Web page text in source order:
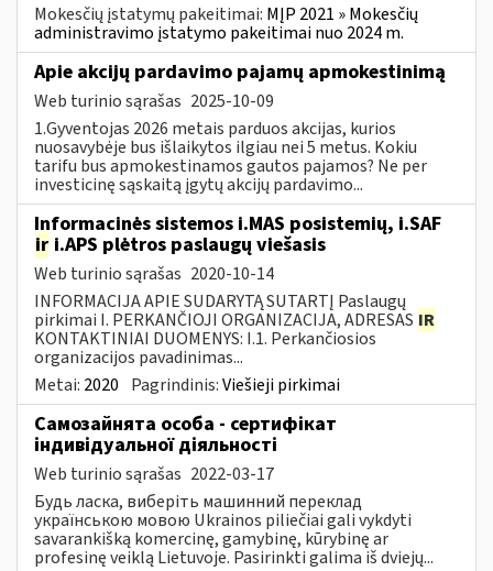
Mokesčių įstatymų pakeitimai: MĮP 2021 » Mokesčių
administravimo įstatymo pakeitimai nuo 2024 m.
Apie akcijų pardavimo pajamų apmokestinimą
Web turinio sąrašas 2025-10-09
1.Gyventojas 2026 metais parduos akcijas, kurios
nuosavybėje bus išlaikytos ilgiau nei 5 metus. Kokiu
tarifu bus apmokestinamos gautos pajamos? Ne per
investicinę sąskaitą įgytų akcijų pardavimo...
Informacinės sistemos i.MAS posistemių, i.SAF
ir i.APS plėtros paslaugų viešasis
Web turinio sąrašas 2020-10-14
INFORMACIJA APIE SUDARYTĄ SUTARTĮ Paslaugų
pirkimai I. PERKANČIOJI ORGANIZACIJA, ADRESAS IR
KONTAKTINIAI DUOMENYS: I.1. Perkančiosios
organizacijos pavadinimas...
Metai: 2020 Pagrindinis:Viešieji pirkimai
Самозайнята особа - сертифікат
індивідуальної діяльності
Web turinio sąrašas 2022-03-17
Будь ласка, виберіть машинний переклад
українською мовою Ukrainos piliečiai gali vykdyti
savarankišką komercinę, gamybinę, kūrybinę ar
profesinę veiklą Lietuvoje. Pasirinkti galima iš dviejų...